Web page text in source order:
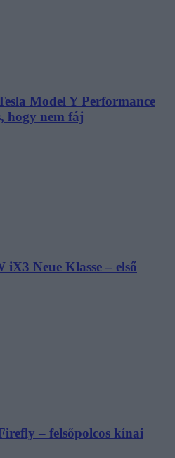
Model Y Performance
hogy nem fáj
iX3 Neue Klasse – első
– felsőpolcos kínai